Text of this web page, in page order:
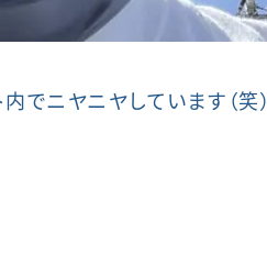
でニヤニヤしています（笑）